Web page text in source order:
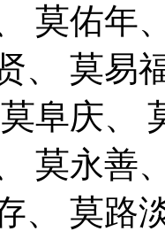
莫佑年
、
莫易
莫阜庆、
莫永善
、
莫路